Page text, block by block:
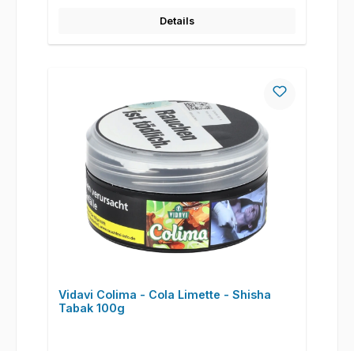
Details
Vidavi Colima - Cola Limette - Shisha
Tabak 100g